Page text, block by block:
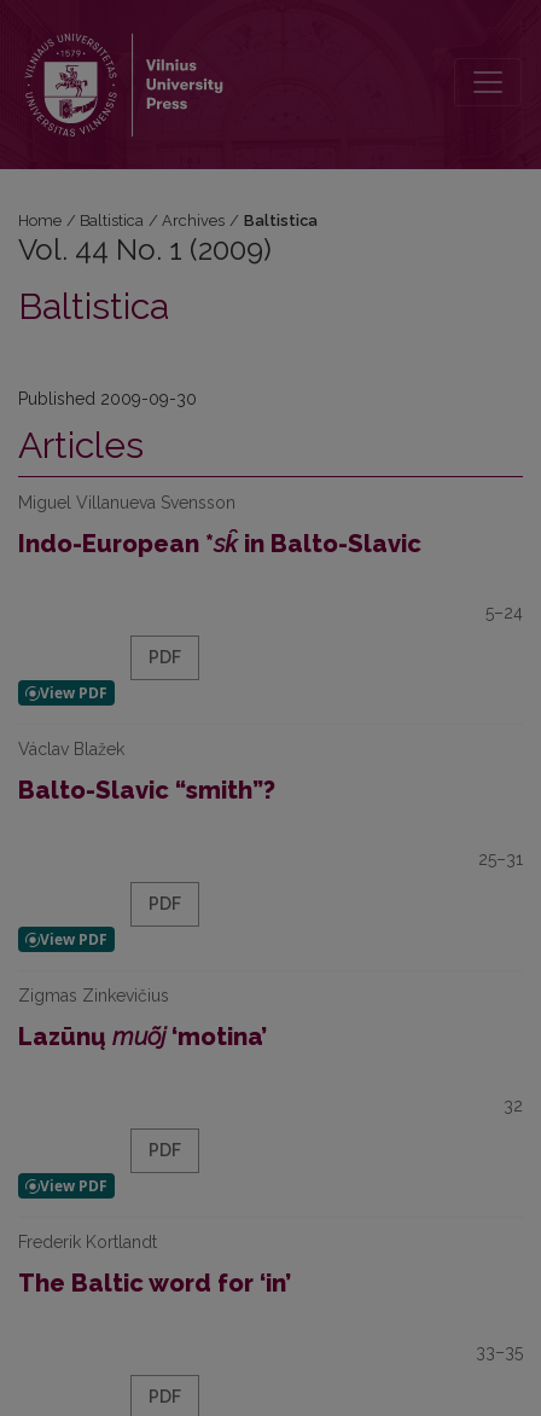
Home / Baltistica / Archives / Baltistica
Vol. 44 No. 1 (2009)
Baltistica
Published 2009-09-30
Articles
Miguel Villanueva Svensson
Indo-European *sk̑in Balto-Slavic
5–24
PDF
Václav Blažek
Balto-Slavic “smith”?
25–31
PDF
Zigmas Zinkevičius
Lazūnų muõj‘motina’
32
PDF
Frederik Kortlandt
The Baltic word for ‘in’
33–35
PDF